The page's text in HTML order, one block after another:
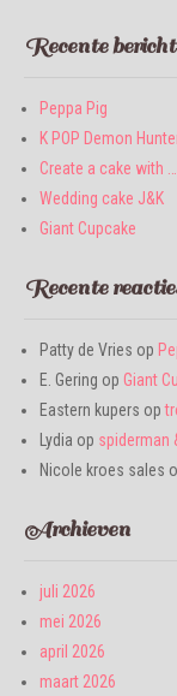
Recente
Peppa Pig
K POP Demon
Create a cake with ….
Wedding cake J&K
Giant Cupcake
Recente
Patty de Vries op
E. Gering op Giant
Eastern kupers op
Lydia op spiderman
Nicole kroes sales
Archieven
juli 2026
mei 2026
april 2026
maart 2026